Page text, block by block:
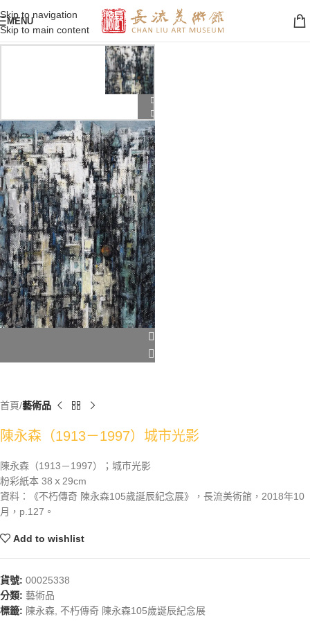
Skip to navigation
Skip to main content
MENU
首頁 藝術品
陳永森（1913－1997）城市光影
陳永森（1913－1997）；城市光影
粉彩紙本 38ｘ29cm
資料：《不朽傳奇 陳永森105歲誕辰紀念展》，長流美術館，2018年10
月，p.127。
Add to wishlist
貨號: 00025338
分類: 藝術品
標籤: 陳永森 不朽傳奇 陳永森105歲誕辰紀念展